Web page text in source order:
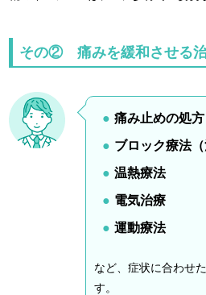
その② 痛みを緩和させる
痛み止めの処方
ブロック療法（
温熱療法
電気治療
運動療法
など、症状に合わせ
す。